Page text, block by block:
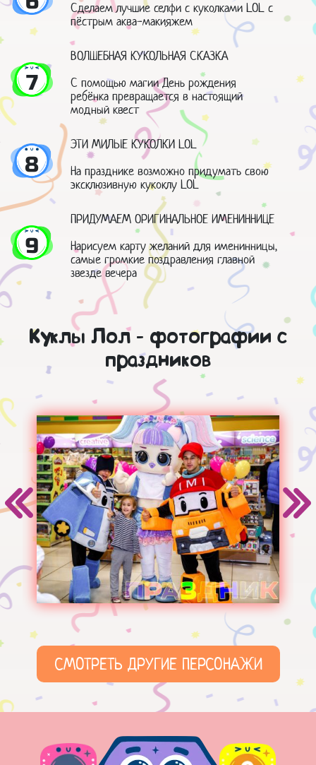
Сделаем лучшие селфи с куколками LOL с
пёстрым аква-макияжем
7
ВОЛШЕБНАЯ КУКОЛЬНАЯ СКАЗКА
С помощью магии День рождения
ребёнка превращается в настоящий
модный квест
8
ЭТИ МИЛЫЕ КУКОЛКИ LOL
На празднике возможно придумать свою
эксклюзивную кукоклу LOL
9
ПРИДУМАЕМ ОРИГИНАЛЬНОЕ ИМЕНИННИЦЕ
Нарисуем карту желаний для именинницы,
самые громкие поздравления главной
звезде вечера
Куклы Лол - фотографии с
праздников
СМОТРЕТЬ ДРУГИЕ ПЕРСОНАЖИ